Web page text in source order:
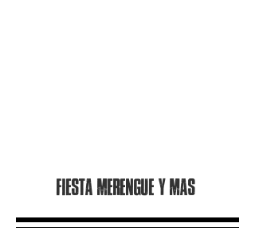
Fiesta merengue y mas